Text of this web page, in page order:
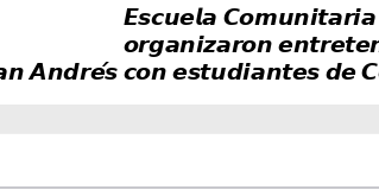
𝙀𝙨𝙘𝙪𝙚𝙡𝙖
𝙤𝙧𝙜𝙖𝙣𝙞𝙯𝙖𝙧𝙤𝙣
𝙘𝙤𝙣 𝙚𝙨𝙩𝙪𝙙𝙞𝙖𝙣𝙩𝙚𝙨 𝙙𝙚
𝘼𝙣𝙙𝙧𝙚́𝙨